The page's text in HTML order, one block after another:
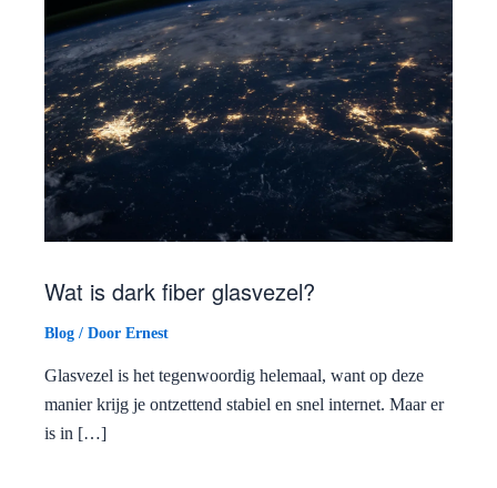
Wat is dark fiber glasvezel?
Blog / Door Ernest
Glasvezel is het tegenwoordig helemaal, want op deze
manier krijg je ontzettend stabiel en snel internet. Maar er
is in […]